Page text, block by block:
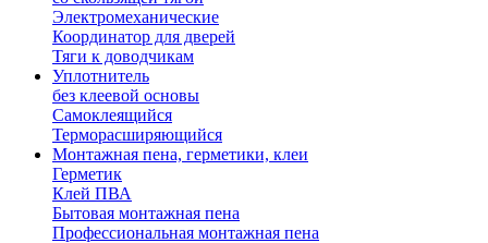
Электромеханические
Координатор для дверей
Тяги к доводчикам
Уплотнитель
без клеевой основы
Самоклеящийся
Терморасширяющийся
Монтажная пена, герметики, клеи
Герметик
Клей ПВА
Бытовая монтажная пена
Профессиональная монтажная пена